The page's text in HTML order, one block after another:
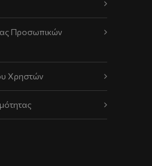
Προσωπικών
Χρηστών